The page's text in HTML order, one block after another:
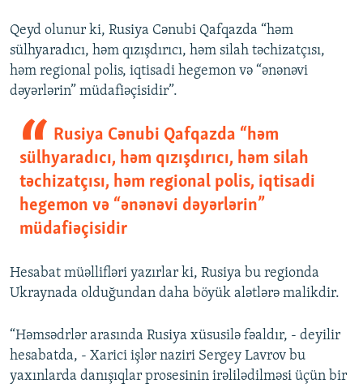
Qeyd olunur ki, Rusiya Cənubi Qafqazda “həm
sülhyaradıcı, həm qızışdırıcı, həm silah təchizatçısı,
həm regional polis, iqtisadi hegemon və “ənənəvi
dəyərlərin” müdafiəçisidir”.
Rusiya Cənubi Qafqazda “həm
sülhyaradıcı, həm qızışdırıcı, həm silah
təchizatçısı, həm regional polis, iqtisadi
hegemon və “ənənəvi dəyərlərin”
müdafiəçisidir
Hesabat müəllifləri yazırlar ki, Rusiya bu regionda
Ukraynada olduğundan daha böyük alətlərə malikdir.
“Həmsədrlər arasında Rusiya xüsusilə fəaldır, - deyilir
hesabatda, - Xarici işlər naziri Sergey Lavrov bu
yaxınlarda danışıqlar prosesinin irəlilədilməsi üçün bir